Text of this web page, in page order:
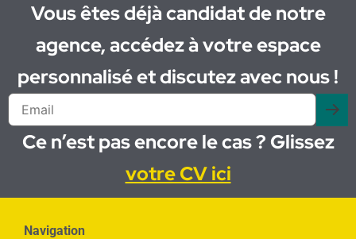
Vous êtes déjà candidat de notre
agence, accédez à votre espace
personnalisé et discutez avec nous !
Ce n’est pas encore le cas ? Glissez
votre CV ici
Navigation